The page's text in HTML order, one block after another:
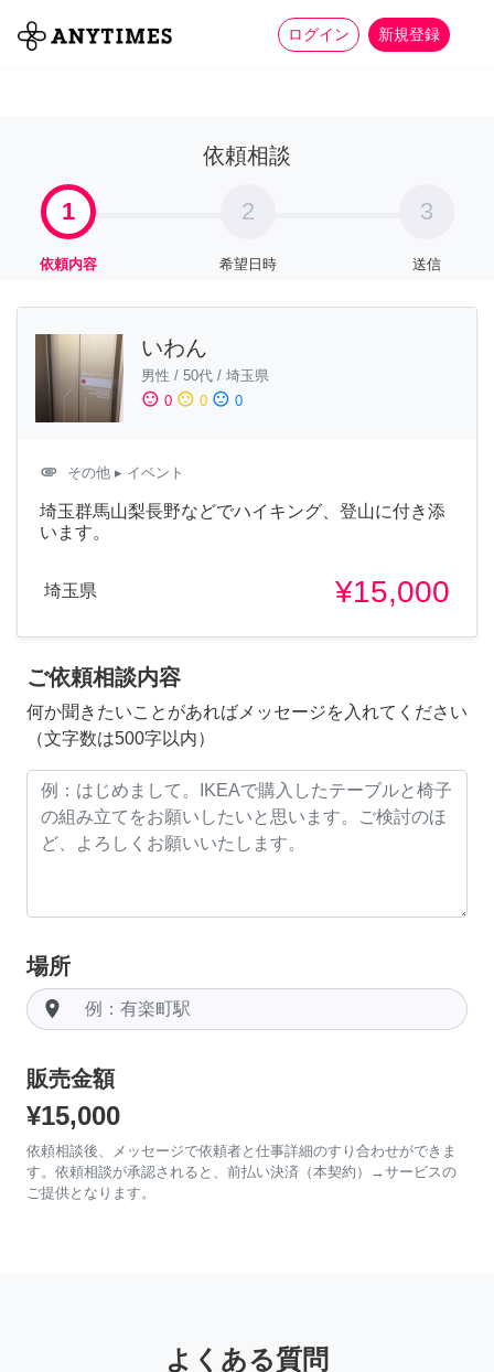
ログイン 新規登録
全て 家事 more_horiz
依頼相談
1
依頼内容
2
希望日時
3
送信
いわん
男性 / 50代 / 埼玉県
sentiment_satisfied 0 sentiment_neutral 0 sentiment_dissatisfied 0
attachment その他 ▸ イベント
埼玉群馬山梨長野などでハイキング、登山に付き添
います。
埼玉県 ¥15,000
ご依頼相談内容
何か聞きたいことがあればメッセージを入れてください
（文字数は500字以内）
場所
room
販売金額
¥15,000
依頼相談後、メッセージで依頼者と仕事詳細のすり合わせができま
す。依頼相談が承認されると、前払い決済（本契約）→サービスの
ご提供となります。
よくある質問